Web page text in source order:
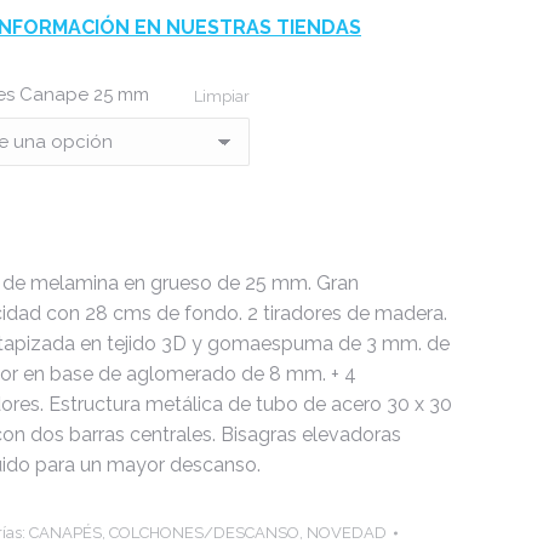
EN NUESTRAS TIENDAS
Canape 25 mm Limpiar
melamina en grueso de 25 mm. Gran
con 28 cms de fondo. 2 tiradores de madera.
en tejido 3D y gomaespuma de 3 mm. de
en base de aglomerado de 8 mm. + 4
Estructura metálica de tubo de acero 30 x 30
dos barras centrales. Bisagras elevadoras
para un mayor descanso.
CANAPÉS, COLCHONES/DESCANSO, NOVEDAD